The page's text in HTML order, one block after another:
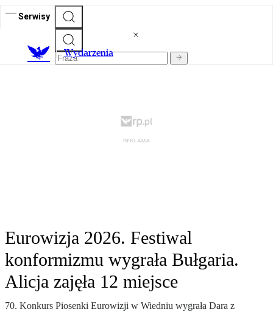
Serwisy
Wydarzenia
Eurowizja 2026. Festiwal
konformizmu wygrała Bułgaria.
Alicja zajęła 12 miejsce
70. Konkurs Piosenki Eurowizji w Wiedniu wygrała Dara z